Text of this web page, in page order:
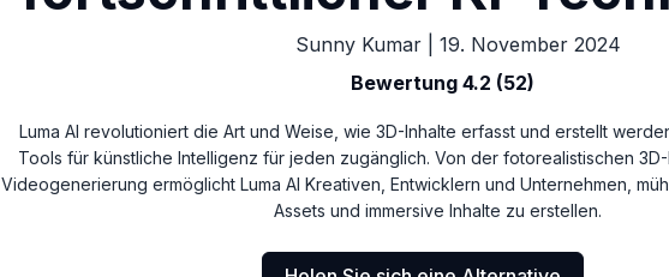
Sunny Kumar
19. November 2024
Bewertung 4.2 (52)
Luma AI revolutioniert die Art und Weise, wie 3D-Inhalte erfasst und erstellt
Tools für künstliche Intelligenz für jeden zugänglich. Von der fotorealistischen
Videogenerierung ermöglicht Luma AI Kreativen, Entwicklern und Unternehmen,
Assets und immersive Inhalte zu erstellen.